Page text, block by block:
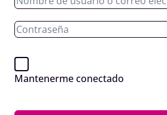
Mantenerme conectado